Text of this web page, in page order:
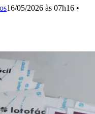
16/05/2026 às 07h16 •